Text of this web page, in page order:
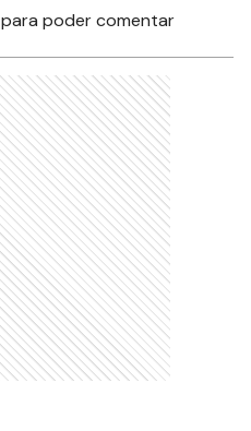
para poder comentar